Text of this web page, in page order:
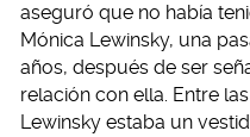
aseguró que no había
Mónica Lewinsky, una
años, después de ser
relación con ella. Entre
Lewinsky estaba un